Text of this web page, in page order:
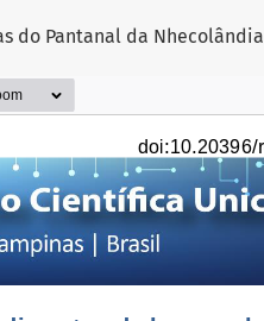
do Pantanal da Nhecolândia